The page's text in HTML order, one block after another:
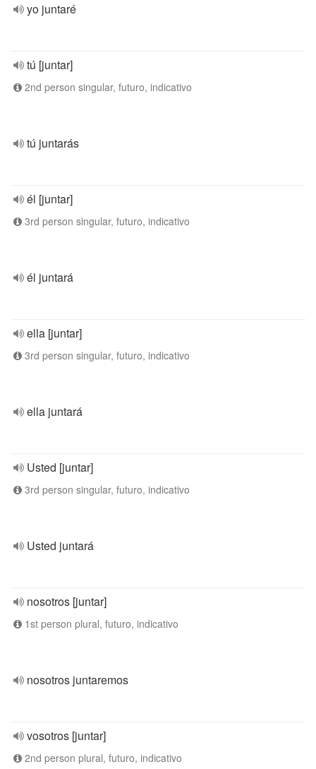
yo juntaré
tú [juntar]
2nd person singular, futuro, indicativo
tú juntarás
él [juntar]
3rd person singular, futuro, indicativo
él juntará
ella [juntar]
3rd person singular, futuro, indicativo
ella juntará
Usted [juntar]
3rd person singular, futuro, indicativo
Usted juntará
nosotros [juntar]
1st person plural, futuro, indicativo
nosotros juntaremos
vosotros [juntar]
2nd person plural, futuro, indicativo